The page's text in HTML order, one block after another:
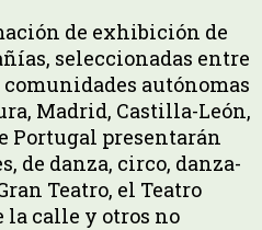
de exhibición de
seleccionadas entre
comunidades autónomas
Madrid, Castilla-León,
Portugal presentarán
de danza, circo, danza-
Teatro, el Teatro
la calle y otros no